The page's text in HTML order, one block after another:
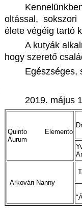
oltással, sokszori
élete végéig tartó
A kutyák
hogy szerető
Egészséges,
2019. május
Quinto Elemento
Aurum
Arkovári Nanny